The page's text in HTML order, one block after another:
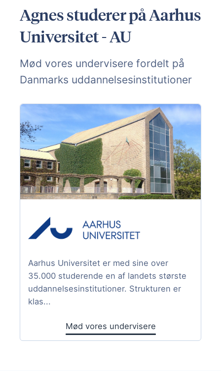
Agnes studerer på Aarhus
Universitet - AU
Mød vores undervisere fordelt på
Danmarks uddannelsesinstitutioner
Aarhus Universitet er med sine over
35.000 studerende en af landets største
uddannelsesinstitutioner. Strukturen er
klas...
Mød vores undervisere